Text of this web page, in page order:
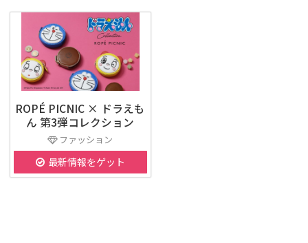
ROPÉ PICNIC × ドラえも
ん 第3弾コレクション
ファッション
最新情報をゲット